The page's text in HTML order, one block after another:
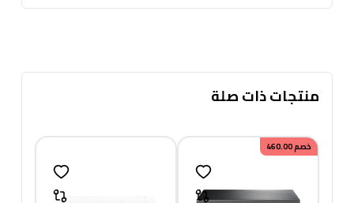
منتجات ذات صلة
خصم460.00